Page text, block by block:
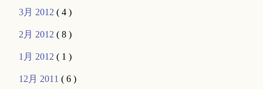
3月 2012( 4 )
2月 2012( 8 )
1月 2012( 1 )
12月 2011( 6 )